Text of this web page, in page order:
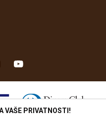
VAŠE PRIVATNOSTI!